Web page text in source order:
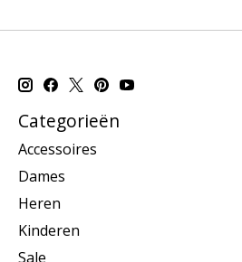
Categorieën
Accessoires
Dames
Heren
Kinderen
Sale